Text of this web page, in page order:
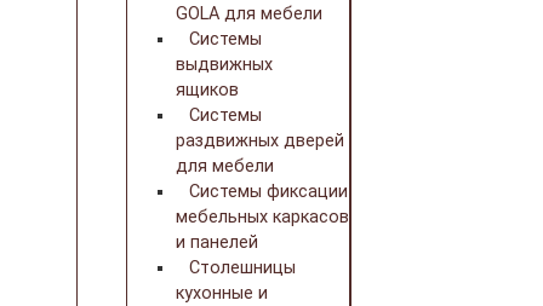
GOLA для мебели
Системы
выдвижных
ящиков
Системы
раздвижных дверей
для мебели
Системы фиксации
мебельных каркасов
и панелей
Столешницы
кухонные и